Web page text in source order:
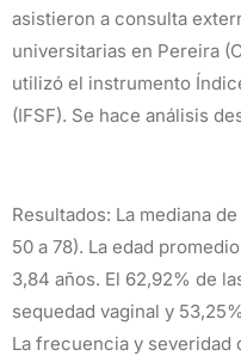
asistieron a consulta
universitarias en Pereira
utilizó el instrumento
(IFSF). Se hace análisis
Resultados: La mediana
50 a 78). La edad
3,84 años. El 62,92% de
sequedad vaginal y
La frecuencia y severidad